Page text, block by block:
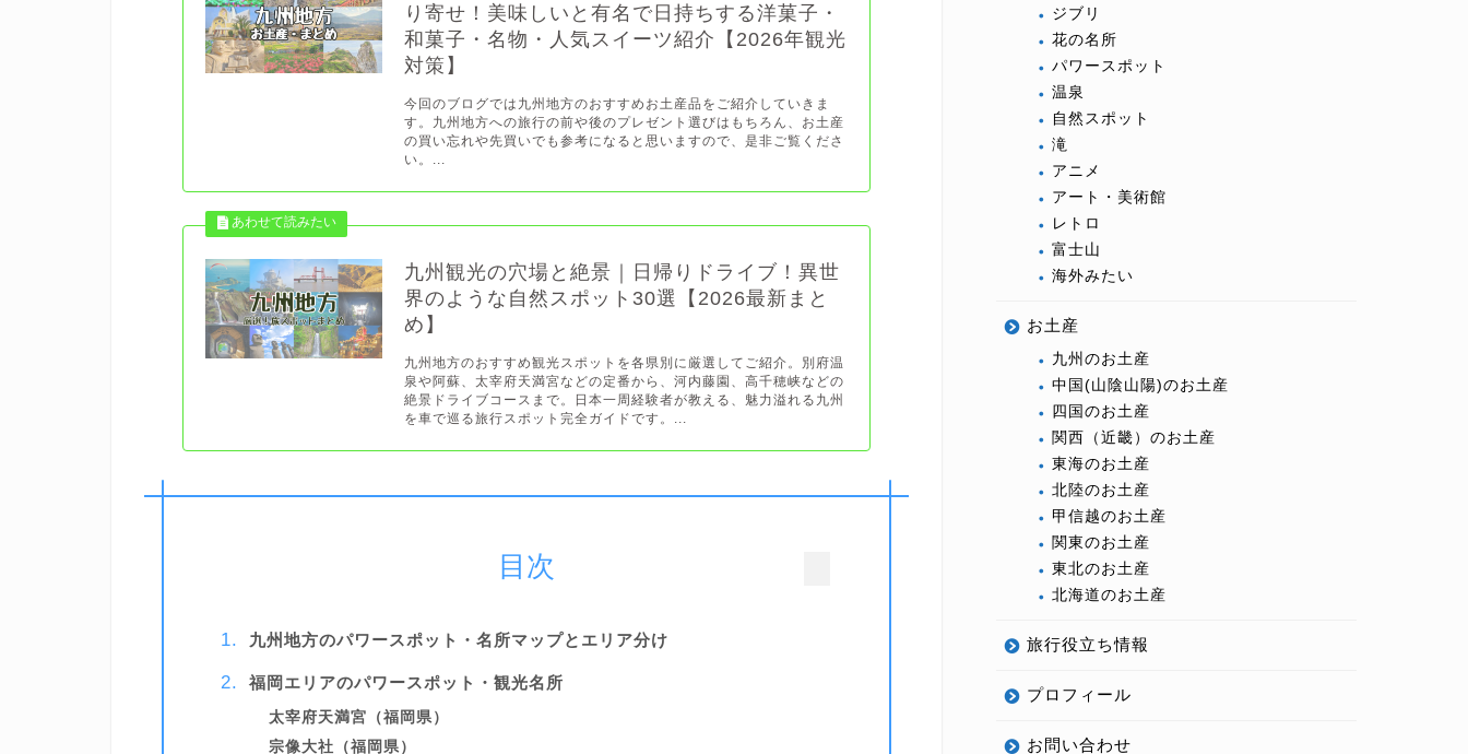
り寄せ！美味しいと有名で日持ちする洋菓子・
和菓子・名物・人気スイーツ紹介【2026年観光
対策】
今回のブログでは九州地方のおすすめお土産品をご紹介していきま
す。九州地方への旅行の前や後のプレゼント選びはもちろん、お土産
の買い忘れや先買いでも参考になると思いますので、是非ご覧くださ
い。...
九州観光の穴場と絶景｜日帰りドライブ！異世
界のような自然スポット30選【2026最新まと
め】
九州地方のおすすめ観光スポットを各県別に厳選してご紹介。別府温
泉や阿蘇、太宰府天満宮などの定番から、河内藤園、高千穂峡などの
絶景ドライブコースまで。日本一周経験者が教える、魅力溢れる九州
を車で巡る旅行スポット完全ガイドです。...
目次
九州地方のパワースポット・名所マップとエリア分け
福岡エリアのパワースポット・観光名所
太宰府天満宮（福岡県）
宗像大社（福岡県）
ジブリ
花の名所
パワースポット
温泉
自然スポット
滝
アニメ
アート・美術館
レトロ
富士山
海外みたい
お土産
九州のお土産
中国(山陰山陽)のお土産
四国のお土産
関西（近畿）のお土産
東海のお土産
北陸のお土産
甲信越のお土産
関東のお土産
東北のお土産
北海道のお土産
旅行役立ち情報
プロフィール
お問い合わせ